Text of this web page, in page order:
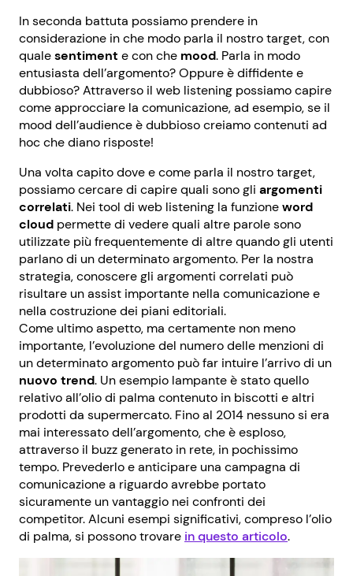
In seconda battuta possiamo prendere in
considerazione in che modo parla il nostro target, con
qualesentiment e con che mood. Parla in modo
entusiasta dell’argomento? Oppure è diffidente e
dubbioso? Attraverso il web listening possiamo capire
come approcciare la comunicazione, ad esempio, se il
mood dell’audience è dubbioso creiamo contenuti ad
hoc che diano risposte!
Una volta capito dove e come parla il nostro target,
possiamo cercare di capire quali sono gli argomenti
correlati. Nei tool di web listening la funzioneword
cloud permette di vedere quali altre parole sono
utilizzate più frequentemente di altre quando gli utenti
parlano di un determinato argomento. Per la nostra
strategia, conoscere gli argomenti correlati può
risultare un assist importante nella comunicazione e
nella costruzione dei piani editoriali.
Come ultimo aspetto, ma certamente non meno
importante, l’evoluzione del numero delle menzioni di
un determinato argomento può far intuire l’arrivo di un
nuovo trend. Un esempio lampante è stato quello
relativo all’olio di palma contenuto in biscotti e altri
prodotti da supermercato. Fino al 2014 nessuno si era
mai interessato dell’argomento, che è esploso,
attraverso il buzz generato in rete, in pochissimo
tempo. Prevederlo e anticipare una campagna di
comunicazione a riguardo avrebbe portato
sicuramente un vantaggio nei confronti dei
competitor. Alcuni esempi significativi, compreso l’olio
di palma, si possono trovare in questo articolo.